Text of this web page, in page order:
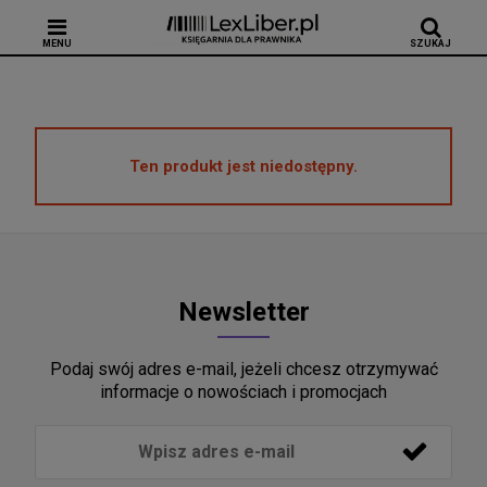
MENU SZUKAJ
Ten produkt jest niedostępny.
Newsletter
Podaj swój adres e-mail, jeżeli chcesz otrzymywać
informacje o nowościach i promocjach